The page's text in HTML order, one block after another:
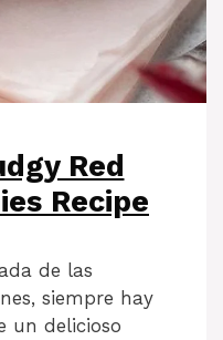
Red
Recipe
de las
siempre hay
un delicioso